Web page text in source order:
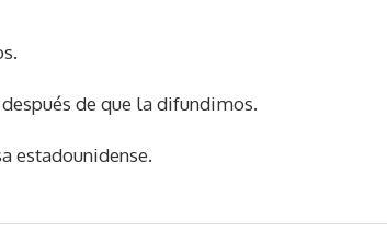
de que la difundimos.
estadounidense.